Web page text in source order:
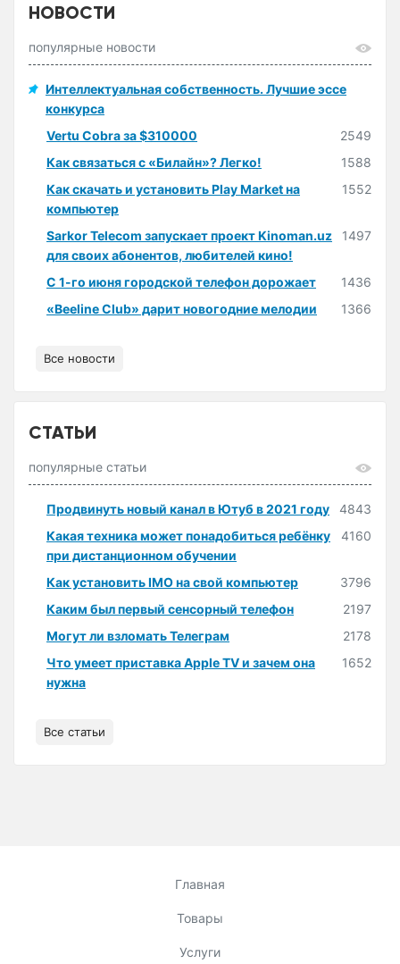
НОВОСТИ
популярные новости
Интеллектуальная собственность. Лучшие эссе
конкурса
Vertu Cobra за $310000
2549
Как связаться с «Билайн»? Легко!
1588
Как скачать и установить Play Market на
компьютер
1552
Sarkor Telecom запускает проект Kinoman.uz
для своих абонентов, любителей кино!
1497
С 1-го июня городской телефон дорожает
1436
«Beeline Club» дарит новогодние мелодии
1366
Все новости
СТАТЬИ
популярные статьи
Продвинуть новый канал в Ютуб в 2021 году
4843
Какая техника может понадобиться ребёнку
при дистанционном обучении
4160
Как установить IMO на свой компьютер
3796
Каким был первый сенсорный телефон
2197
Могут ли взломать Телеграм
2178
Что умеет приставка Apple TV и зачем она
нужна
1652
Все статьи
Главная
Товары
Услуги